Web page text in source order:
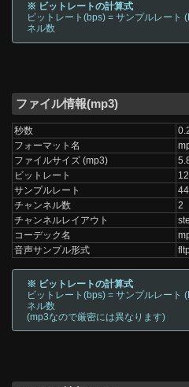
※ ビットレートの計算式
ビットレート(bps) = サンプルレート
ネル数
ファイル情報(mp3)
秒数
フォーマット名
ファイルサイズ (mp3)
ビットレート
サンプルレート
チャンネル数
2
チャンネルレイアウト
コーデック名
音声サンプル形式
※ ビットレートの計算式
ビットレート(bps) = サンプルレート
ネル数
(mp3なので厳密には異なります)